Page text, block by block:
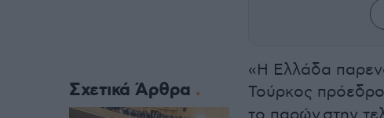
«Η Ελλάδα
Τούρκος
Σχετικά Άρθρα